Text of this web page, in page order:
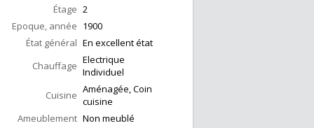
Étage 2
Epoque, année 1900
État général En excellent état
Chauffage Electrique
Individuel
Cuisine Aménagée, Coin
cuisine
Ameublement Non meublé